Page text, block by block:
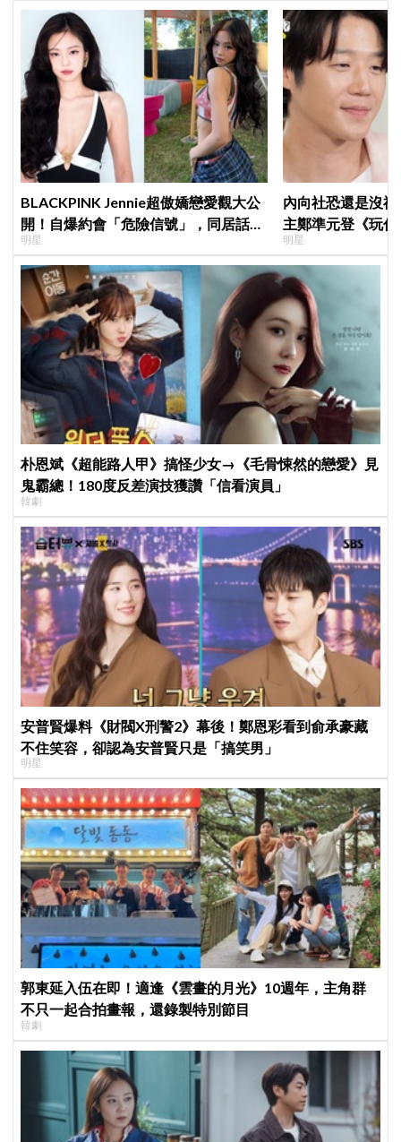
BLACKPINK Jennie超傲嬌戀愛觀大公
開！自爆約會「危險信號」，同居話題
曖昧喊卡留懸念
明星
內向社恐還是沒
主鄭準元登《玩
在錫、孔曉振狂
明星
朴恩斌《超能路人甲》搞怪少女→《毛骨悚然的戀愛》見
鬼霸總！180度反差演技獲讚「信看演員」
韓劇
安普賢爆料《財閥X刑警2》幕後！鄭恩彩看到俞承豪藏
不住笑容，卻認為安普賢只是「搞笑男」
明星
郭東延入伍在即！適逢《雲畫的月光》10週年，主角群
不只一起合拍畫報，還錄製特別節目
韓劇